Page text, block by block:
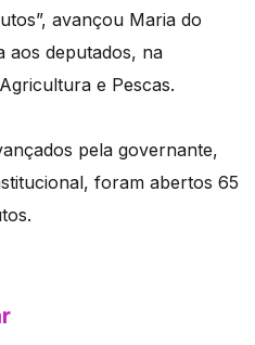
avançou Maria do
aos deputados, na
e Pescas.
pela governante,
foram abertos 65